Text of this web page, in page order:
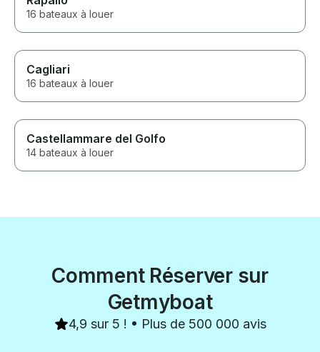
16 bateaux à louer
Cagliari
16 bateaux à louer
Castellammare del Golfo
14 bateaux à louer
Comment Réserver sur
Getmyboat
4,9 sur 5 ! • Plus de 500 000 avis